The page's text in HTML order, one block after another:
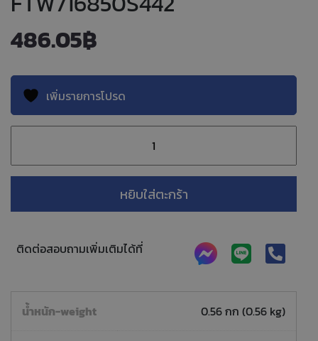
486.05฿
เพิ่มรายการโปรด
หยิบใส่ตะกร้า
ติดต่อสอบถามเพิ่มเติมได้ที่
น้ำหนัก-weight 0.56 กก (0.56 kg)